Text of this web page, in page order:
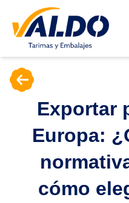
Exportar
Europa:
cómo